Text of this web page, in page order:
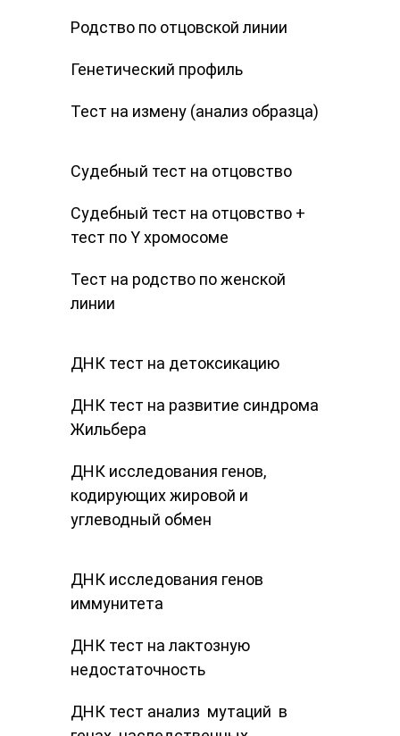
Родство по отцовской линии
Генетический профиль
Тест на измену (анализ образца)
Судебный тест на отцовство
Судебный тест на отцовство +
тест по Y хромосоме
Тест на родство по женской
линии
ДНК тест на детоксикацию
ДНК тест на развитие синдрома
Жильбера
ДНК ​исследования​ ​генов,​
кодирующих​ жировой и​
углеводный​ обмен
ДНК ​исследования​ ​генов
иммунитета
ДНК ​тест на лактозную
недостаточность
ДНК ​тест анализ​ ​ мутаций​ ​ в​ ​